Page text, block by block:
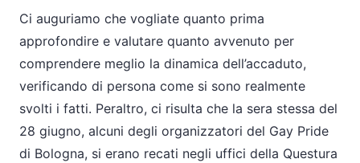
Ci auguriamo che vogliate quanto prima
approfondire e valutare quanto avvenuto per
comprendere meglio la dinamica dell’accaduto,
verificando di persona come si sono realmente
svolti i fatti. Peraltro, ci risulta che la sera stessa del
28 giugno, alcuni degli organizzatori del Gay Pride
di Bologna, si erano recati negli uffici della Questura